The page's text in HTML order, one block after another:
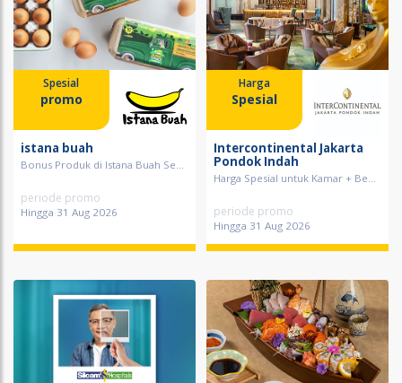
Spesial
promo
istana buah
Bonus Produk di Istana Buah Se...
periode promo
Hingga 31 Aug 2026
Harga
Spesial
Intercontinental Jakarta
Pondok Indah
Harga Spesial untuk Kamar + Be...
periode promo
Hingga 31 Aug 2026